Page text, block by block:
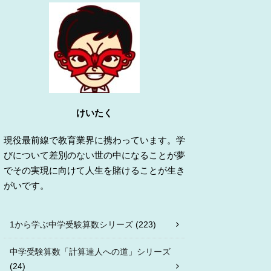
けいたく
現役最前線で教育業界に携わっています。学
びについて差別のない世の中になることが夢
でその実現に向けて人生を賭けることが生き
がいです。
1から学ぶ中学受験算数シリーズ (223)
中学受験算数「計算達人への道」シリーズ
(24)